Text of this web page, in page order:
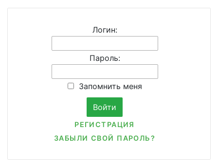
Логин:
Пароль:
Запомнить меня
РЕГИСТРАЦИЯ
ЗАБЫЛИ СВОЙ ПАРОЛЬ?